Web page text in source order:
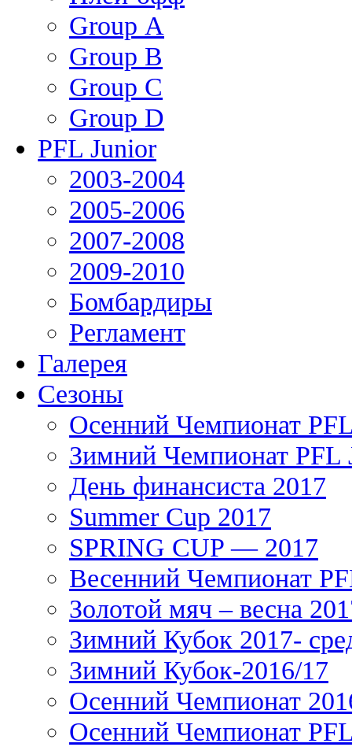
Group А
Group В
Group С
Group D
PFL Junior
2003-2004
2005-2006
2007-2008
2009-2010
Бомбардиры
Регламент
Галерея
Сезоны
Осенний Чемпионат
Зимний Чемпионат PFL
День финансиста 2017
Summer Cup 2017
SPRING CUP — 2017
Весенний Чемпионат
Золотой мяч – весна
Зимний Кубок 2017-
Зимний Кубок-2016/17
Осенний Чемпионат
Осенний Чемпионат